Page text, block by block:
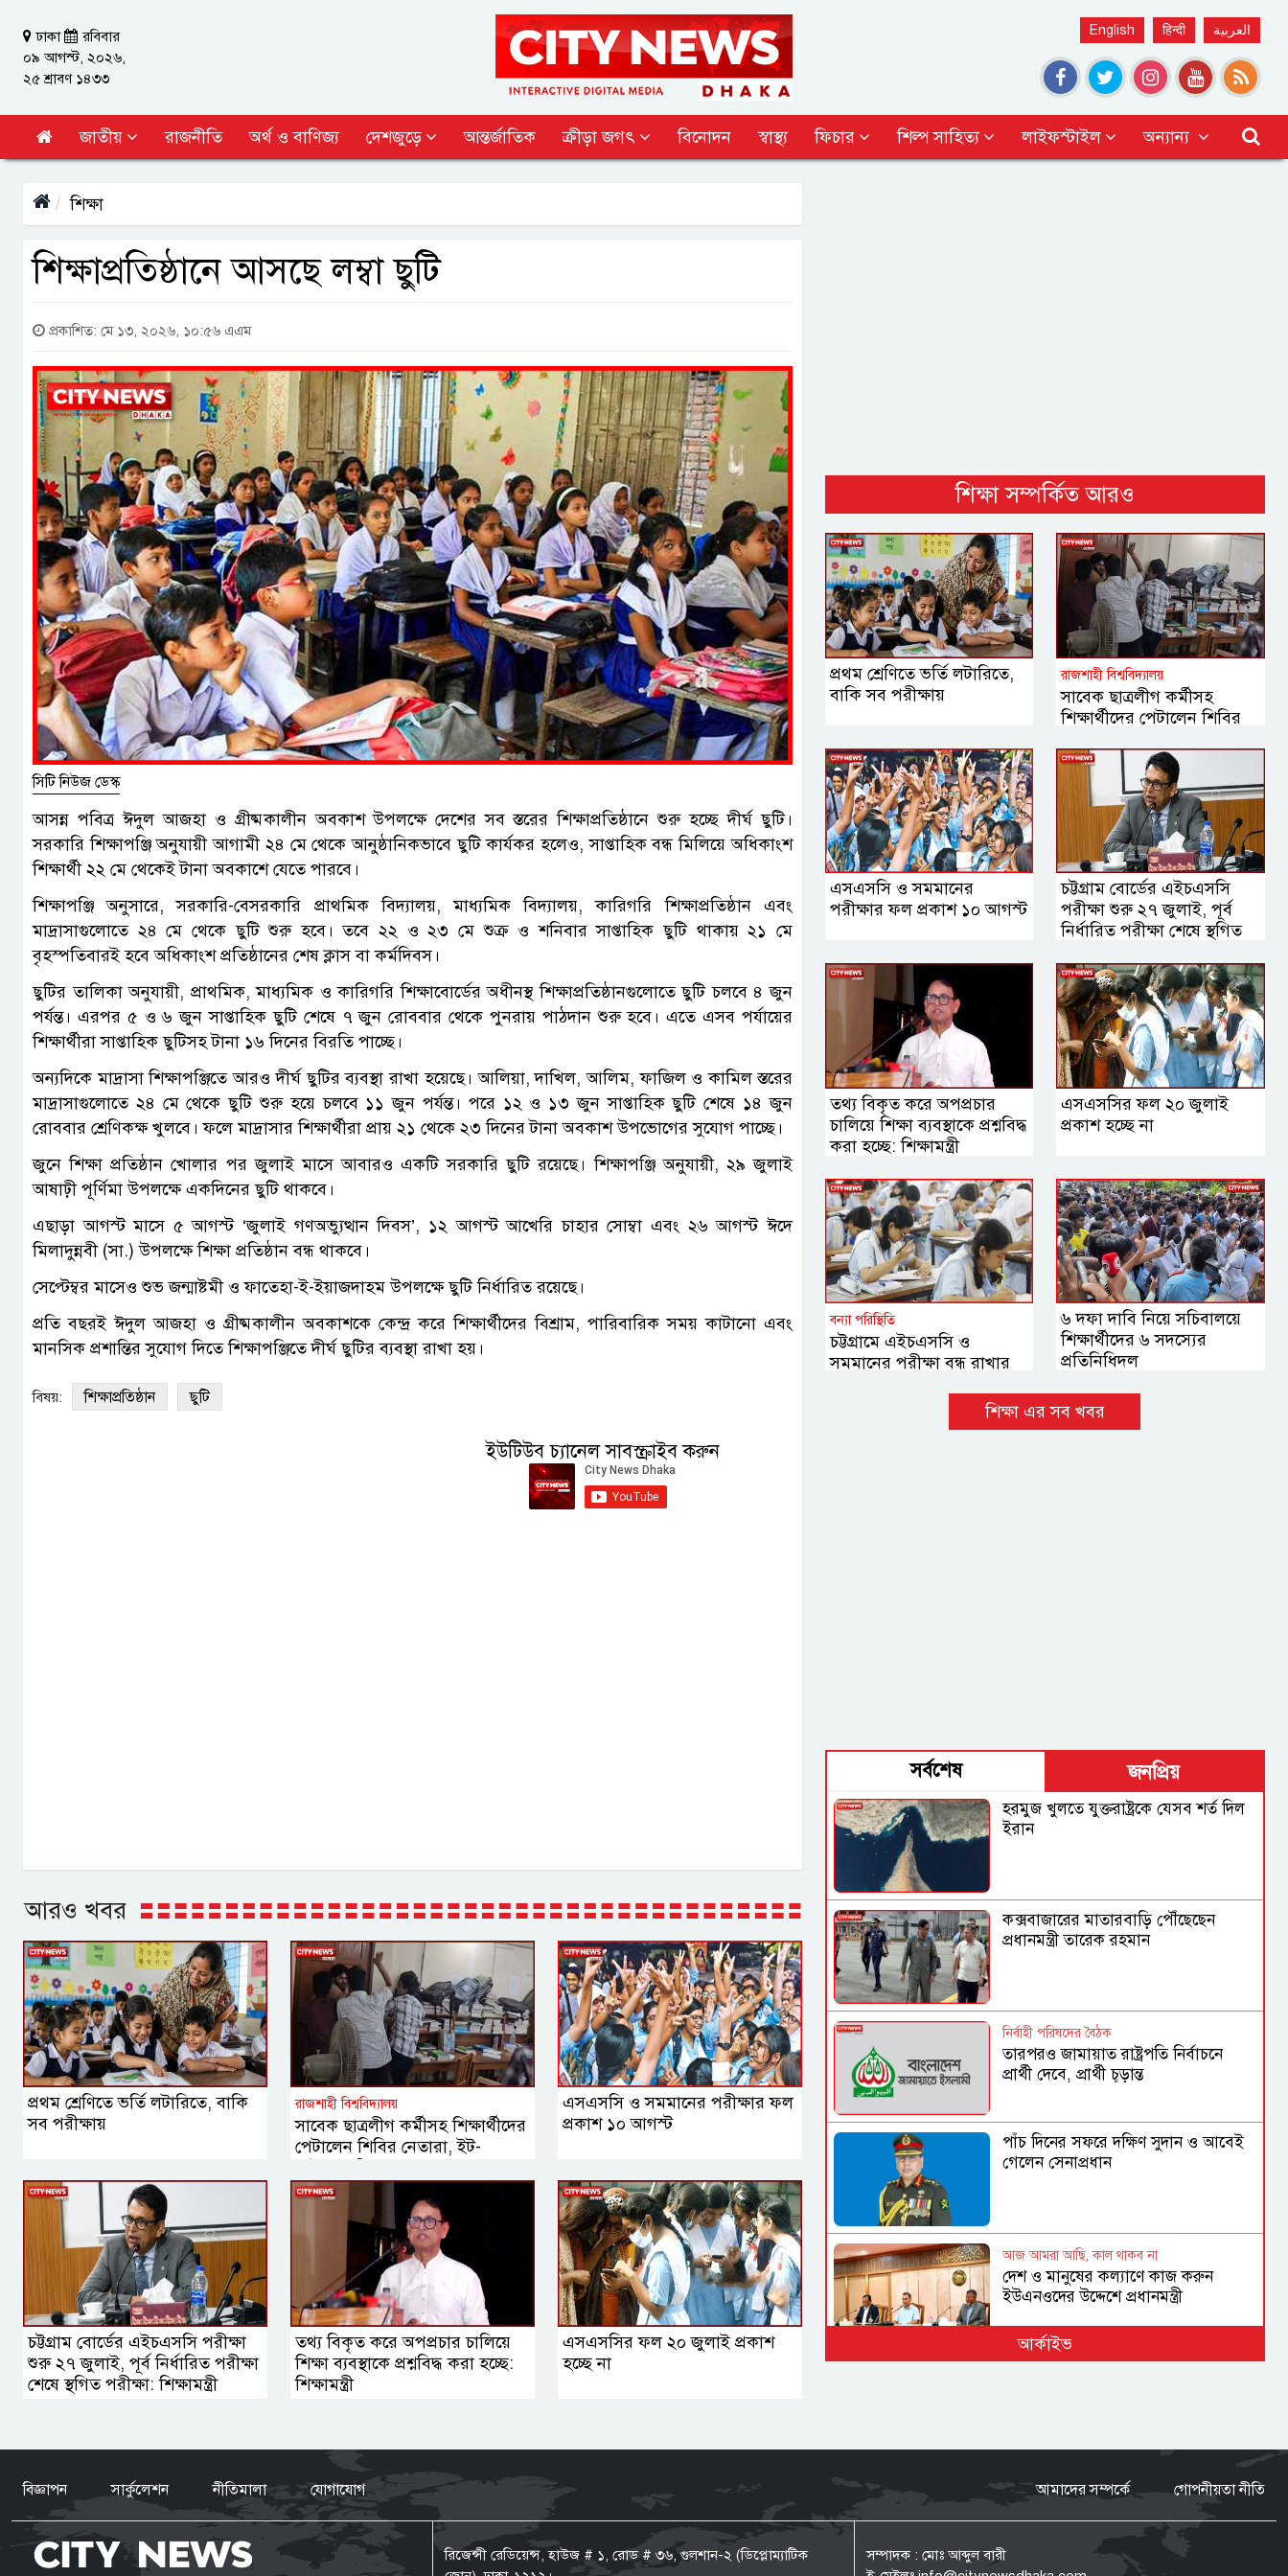
ঢাকা
রবিবার
০৯ আগস্ট, ২০২৬,
২৫ শ্রাবণ ১৪৩৩
English हिन्दी العربية
জাতীয় রাজনীতি অর্থ ও বাণিজ্য দেশজুড়ে আন্তর্জাতিক ক্রীড়া জগৎ বিনোদন স্বাস্থ্য ফিচার শিল্প সাহিত্য লাইফস্টাইল অন্যান্য
শিক্ষা
শিক্ষাপ্রতিষ্ঠানে আসছে লম্বা ছুটি
প্রকাশিত: মে ১৩, ২০২৬, ১০:৫৬ এএম
সিটি নিউজ ডেস্ক
আসন্ন পবিত্র ঈদুল আজহা ও গ্রীষ্মকালীন অবকাশ উপলক্ষে দেশের সব স্তরের শিক্ষাপ্রতিষ্ঠানে শুরু হচ্ছে দীর্ঘ ছুটি।
সরকারি শিক্ষাপঞ্জি অনুযায়ী আগামী ২৪ মে থেকে আনুষ্ঠানিকভাবে ছুটি কার্যকর হলেও, সাপ্তাহিক বন্ধ মিলিয়ে অধিকাংশ
শিক্ষার্থী ২২ মে থেকেই টানা অবকাশে যেতে পারবে।
শিক্ষাপঞ্জি অনুসারে, সরকারি-বেসরকারি প্রাথমিক বিদ্যালয়, মাধ্যমিক বিদ্যালয়, কারিগরি শিক্ষাপ্রতিষ্ঠান এবং
মাদ্রাসাগুলোতে ২৪ মে থেকে ছুটি শুরু হবে। তবে ২২ ও ২৩ মে শুক্র ও শনিবার সাপ্তাহিক ছুটি থাকায় ২১ মে
বৃহস্পতিবারই হবে অধিকাংশ প্রতিষ্ঠানের শেষ ক্লাস বা কর্মদিবস।
ছুটির তালিকা অনুযায়ী, প্রাথমিক, মাধ্যমিক ও কারিগরি শিক্ষাবোর্ডের অধীনস্থ শিক্ষাপ্রতিষ্ঠানগুলোতে ছুটি চলবে ৪ জুন
পর্যন্ত। এরপর ৫ ও ৬ জুন সাপ্তাহিক ছুটি শেষে ৭ জুন রোববার থেকে পুনরায় পাঠদান শুরু হবে। এতে এসব পর্যায়ের
শিক্ষার্থীরা সাপ্তাহিক ছুটিসহ টানা ১৬ দিনের বিরতি পাচ্ছে।
অন্যদিকে মাদ্রাসা শিক্ষাপঞ্জিতে আরও দীর্ঘ ছুটির ব্যবস্থা রাখা হয়েছে। আলিয়া, দাখিল, আলিম, ফাজিল ও কামিল স্তরের
মাদ্রাসাগুলোতে ২৪ মে থেকে ছুটি শুরু হয়ে চলবে ১১ জুন পর্যন্ত। পরে ১২ ও ১৩ জুন সাপ্তাহিক ছুটি শেষে ১৪ জুন
রোববার শ্রেণিকক্ষ খুলবে। ফলে মাদ্রাসার শিক্ষার্থীরা প্রায় ২১ থেকে ২৩ দিনের টানা অবকাশ উপভোগের সুযোগ পাচ্ছে।
জুনে শিক্ষা প্রতিষ্ঠান খোলার পর জুলাই মাসে আবারও একটি সরকারি ছুটি রয়েছে। শিক্ষাপঞ্জি অনুযায়ী, ২৯ জুলাই
আষাঢ়ী পূর্ণিমা উপলক্ষে একদিনের ছুটি থাকবে।
এছাড়া আগস্ট মাসে ৫ আগস্ট ‘জুলাই গণঅভ্যুত্থান দিবস’, ১২ আগস্ট আখেরি চাহার সোম্বা এবং ২৬ আগস্ট ঈদে
মিলাদুন্নবী (সা.) উপলক্ষে শিক্ষা প্রতিষ্ঠান বন্ধ থাকবে।
সেপ্টেম্বর মাসেও শুভ জন্মাষ্টমী ও ফাতেহা-ই-ইয়াজদাহম উপলক্ষে ছুটি নির্ধারিত রয়েছে।
প্রতি বছরই ঈদুল আজহা ও গ্রীষ্মকালীন অবকাশকে কেন্দ্র করে শিক্ষার্থীদের বিশ্রাম, পারিবারিক সময় কাটানো এবং
মানসিক প্রশান্তির সুযোগ দিতে শিক্ষাপঞ্জিতে দীর্ঘ ছুটির ব্যবস্থা রাখা হয়।
বিষয়: শিক্ষাপ্রতিষ্ঠান ছুটি
ইউটিউব চ্যানেল সাবস্ক্রাইব করুন
আরও খবর
প্রথম শ্রেণিতে ভর্তি লটারিতে, বাকি
সব পরীক্ষায়
রাজশাহী বিশ্ববিদ্যালয়
সাবেক ছাত্রলীগ কর্মীসহ শিক্ষার্থীদের
পেটালেন শিবির নেতারা, ইট-
এসএসসি ও সমমানের পরীক্ষার ফল
প্রকাশ ১০ আগস্ট
চট্টগ্রাম বোর্ডের এইচএসসি পরীক্ষা
শুরু ২৭ জুলাই, পূর্ব নির্ধারিত পরীক্ষা
শেষে স্থগিত পরীক্ষা: শিক্ষামন্ত্রী
তথ্য বিকৃত করে অপপ্রচার চালিয়ে
শিক্ষা ব্যবস্থাকে প্রশ্নবিদ্ধ করা হচ্ছে:
শিক্ষামন্ত্রী
এসএসসির ফল ২০ জুলাই প্রকাশ
হচ্ছে না
শিক্ষা সম্পর্কিত আরও
প্রথম শ্রেণিতে ভর্তি লটারিতে,
বাকি সব পরীক্ষায়
রাজশাহী বিশ্ববিদ্যালয়
সাবেক ছাত্রলীগ কর্মীসহ
শিক্ষার্থীদের পেটালেন শিবির
এসএসসি ও সমমানের
পরীক্ষার ফল প্রকাশ ১০ আগস্ট
চট্টগ্রাম বোর্ডের এইচএসসি
পরীক্ষা শুরু ২৭ জুলাই, পূর্ব
নির্ধারিত পরীক্ষা শেষে স্থগিত
তথ্য বিকৃত করে অপপ্রচার
চালিয়ে শিক্ষা ব্যবস্থাকে প্রশ্নবিদ্ধ
করা হচ্ছে: শিক্ষামন্ত্রী
এসএসসির ফল ২০ জুলাই
প্রকাশ হচ্ছে না
বন্যা পরিস্থিতি
চট্টগ্রামে এইচএসসি ও
সমমানের পরীক্ষা বন্ধ রাখার
৬ দফা দাবি নিয়ে সচিবালয়ে
শিক্ষার্থীদের ৬ সদস্যের
প্রতিনিধিদল
শিক্ষা এর সব খবর
সর্বশেষ জনপ্রিয়
হরমুজ খুলতে যুক্তরাষ্ট্রকে যেসব শর্ত দিল
ইরান
কক্সবাজারের মাতারবাড়ি পৌঁছেছেন
প্রধানমন্ত্রী তারেক রহমান
নির্বাহী পরিষদের বৈঠক
তারপরও জামায়াত রাষ্ট্রপতি নির্বাচনে
প্রার্থী দেবে, প্রার্থী চূড়ান্ত
পাঁচ দিনের সফরে দক্ষিণ সুদান ও আবেই
গেলেন সেনাপ্রধান
আজ আমরা আছি, কাল থাকব না
দেশ ও মানুষের কল্যাণে কাজ করুন
ইউএনওদের উদ্দেশে প্রধানমন্ত্রী
বাস্তবতা অস্বীকারের সুযোগ নেই
২৮ বছরেও শান্তিচুক্তির পূর্ণ বাস্তবায়ন নেই,
ভূমি ফেরেনি—পাহাড়ে কেন এখনো
আর্কাইভ
বিজ্ঞাপন সার্কুলেশন নীতিমালা যোগাযোগ আমাদের সম্পর্কে গোপনীয়তা নীতি
রিজেন্সী রেডিয়েন্স, হাউজ # ১, রোড # ৩৬, গুলশান-২ (ডিপ্লোম্যাটিক
সম্পাদক : মোঃ আব্দুল বারী